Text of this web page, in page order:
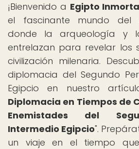
¡Bienvenido a Egipto
el fascinante mundo del
donde la arqueología y
entrelazan para revelar los
civilización milenaria.
diplomacia del Segundo
Egipcio en nuestro
Diplomacia en Tiempos de
Enemistades del
Intermedio Egipcio".
un viaje en el tiempo